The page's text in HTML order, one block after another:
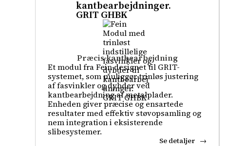
Præcis kantbearbejdning
kantbearbejdninger.
GRIT GHBK
Et modul fra Fein designet til GRIT-
systemet, som muliggør trinløs justering
af fasvinkler og dybder ved
kantbearbejdning af metalplader.
Enheden giver præcise og ensartede
resultater med effektiv støvopsamling og
nem integration i eksisterende
slibesystemer.
Se detaljer